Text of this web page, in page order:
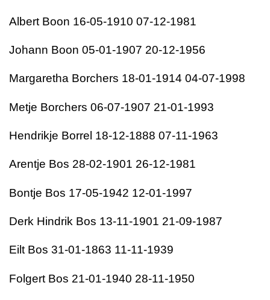
Albert Boon 16-05-1910 07-12-1981
Johann Boon 05-01-1907 20-12-1956
Margaretha Borchers 18-01-1914 04-07-1998
Metje Borchers 06-07-1907 21-01-1993
Hendrikje Borrel 18-12-1888 07-11-1963
Arentje Bos 28-02-1901 26-12-1981
Bontje Bos 17-05-1942 12-01-1997
Derk Hindrik Bos 13-11-1901 21-09-1987
Eilt Bos 31-01-1863 11-11-1939
Folgert Bos 21-01-1940 28-11-1950